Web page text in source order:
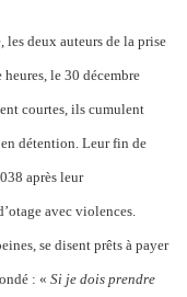
les deux auteurs de la prise
le 30 décembre
courtes, ils cumulent
détention. Leur fin de
après leur
avec violences.
se disent prêts à payer
: « Si je dois prendre